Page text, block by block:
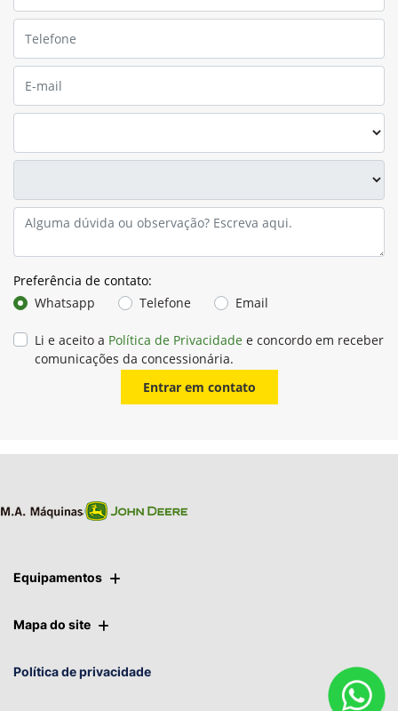
Preferência de contato:
Whatsapp
Telefone Email
Li e aceito a Política de Privacidade e concordo em receber
comunicações da concessionária.
Entrar em contato
Equipamentos
Mapa do site
Política de privacidade